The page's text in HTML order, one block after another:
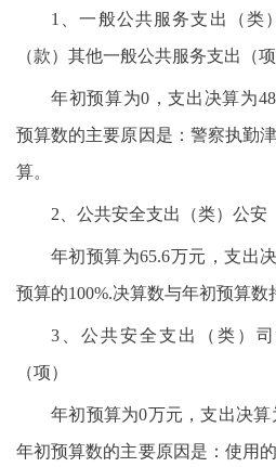
1、一般公共服务支出（类
（款）其他一般公共服务支出（项
年初预算为0，支出决算为
预算数的主要原因是：警察执勤
算。
2、公共安全支出（类）公安
年初预算为65.6万元，支出
预算的100%.决算数与年初预算数
3、公共安全支出（类）
（项）
年初预算为0万元，支出决
年初预算数的主要原因是：使用